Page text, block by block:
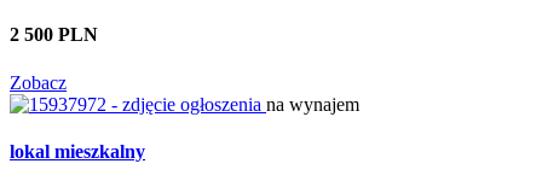
2 500 PLN
Zobacz
na wynajem
lokal mieszkalny